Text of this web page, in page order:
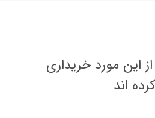
این مورد خریداری
کرده اند